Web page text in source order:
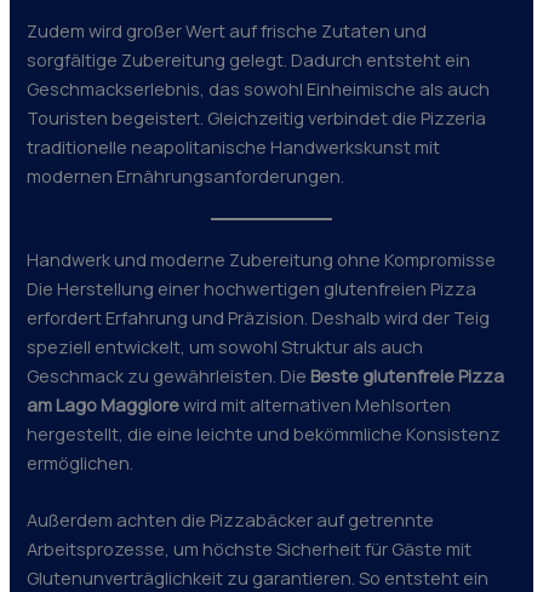
Zudem wird großer Wert auf frische Zutaten und
sorgfältige Zubereitung gelegt. Dadurch entsteht ein
Geschmackserlebnis, das sowohl Einheimische als auch
Touristen begeistert. Gleichzeitig verbindet die Pizzeria
traditionelle neapolitanische Handwerkskunst mit
modernen Ernährungsanforderungen.
Handwerk und moderne Zubereitung ohne Kompromisse
Die Herstellung einer hochwertigen glutenfreien Pizza
erfordert Erfahrung und Präzision. Deshalb wird der Teig
speziell entwickelt, um sowohl Struktur als auch
Geschmack zu gewährleisten. Die Beste glutenfreie Pizza
am Lago Maggiorewird mit alternativen Mehlsorten
hergestellt, die eine leichte und bekömmliche Konsistenz
ermöglichen.
Außerdem achten die Pizzabäcker auf getrennte
Arbeitsprozesse, um höchste Sicherheit für Gäste mit
Glutenunverträglichkeit zu garantieren. So entsteht ein